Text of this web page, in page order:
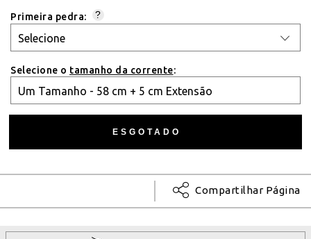
Primeira pedra: ?
Selecione o tamanho da corrente:
Compartilhar Página